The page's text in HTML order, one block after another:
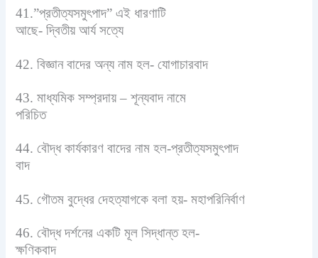
41.”প্রতীত্যসমুৎপাদ” এই ধারণাটি
আছে- দ্বিতীয় আর্য সত্যে
42. বিজ্ঞান বাদের অন্য নাম হল- যোগাচারবাদ
43. মাধ্যমিক সম্প্রদায় – শূন্যবাদ নামে
পরিচিত
44. বৌদ্ধ কার্যকারণ বাদের নাম হল-প্রতীত্যসমুৎপাদ
বাদ
45. গৌতম বুদ্ধের দেহত্যাগকে বলা হয়- মহাপরিনির্বাণ
46. বৌদ্ধ দর্শনের একটি মূল সিদ্ধান্ত হল-
ক্ষণিকবাদ